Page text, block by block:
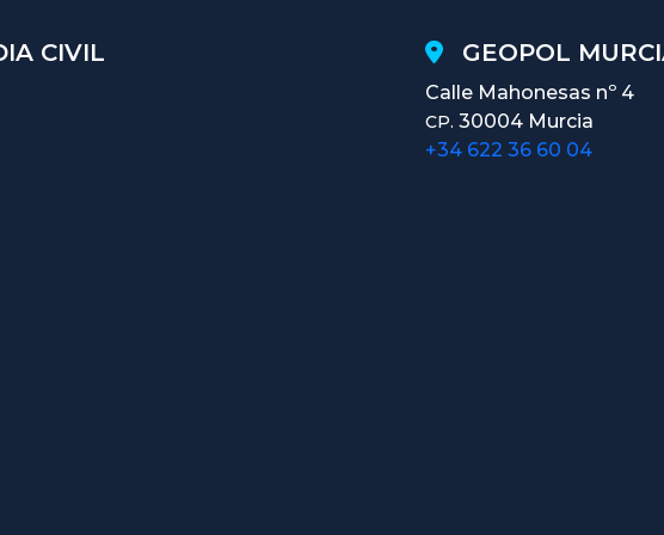
CIVIL GEOPOL
Calle Mahonesas nº 4
CP. 30004 Murcia
+34 622 36 60 04